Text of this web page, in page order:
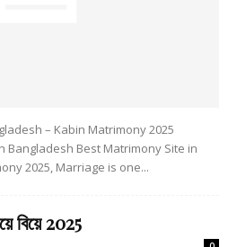
– Kabin Matrimony 2025
Bangladesh Best Matrimony Site in
2025, Marriage is one...
বিয়ে 2025